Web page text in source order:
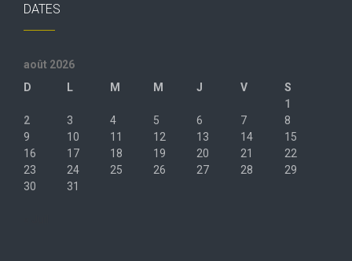
DATES
août 2026
D
L M M J V
S
1
2
3 4 5 6 7
8
9
10 11 12 13 14
15
16
17 18 19 20 21
22
23
24 25 26 27 28
29
30
31